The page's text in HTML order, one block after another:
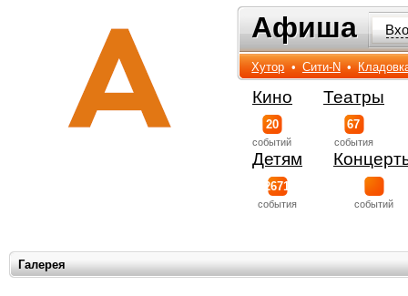
Афиша
Афиша
Хутор • Сити-N •
Кино
20
событий
Театры
67
события
Детям
2671
события событий
Галерея